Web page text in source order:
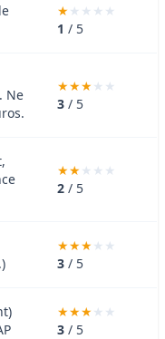
1 / 5
. Ne
3 / 5
2 / 5
3 / 5
3 / 5